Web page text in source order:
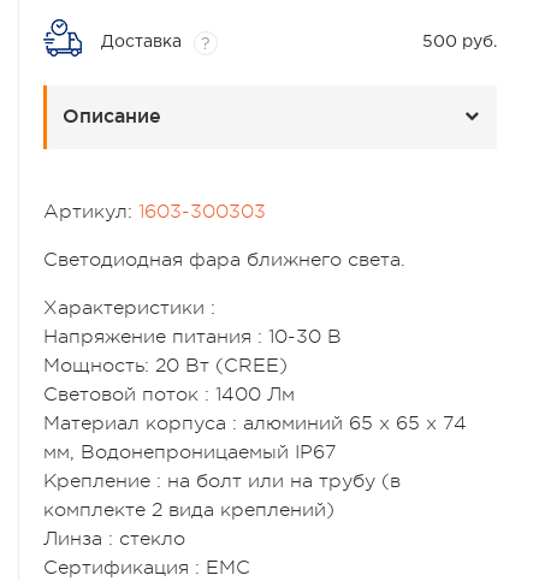
Доставка ? 500 руб.
Описание
Артикул: 1603-300303
Светодиодная фара ближнего света.
Характеристики :
Напряжение питания : 10-30 В
Мощность: 20 Вт (CREE)
Световой поток : 1400 Лм
Материал корпуса : алюминий 65 х 65 х 74
мм, Водонепроницаемый IP67
Крепление : на болт или на трубу (в
комплекте 2 вида креплений)
Линза : стекло
Cертификация : EMC